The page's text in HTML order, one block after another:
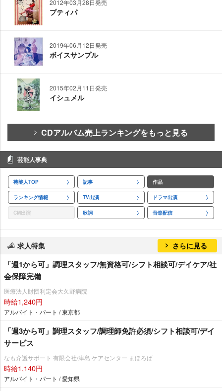
2012年03月28日発売
プティパ
2019年06月12日発売
ボイスサンプル
2015年02月11日発売
イシュメル
CDアルバム売上ランキングをもっと見る
芸能人事典
芸能人TOP 記事 作品
ランキング情報 TV出演 ドラマ出演
CM出演 歌詞 音楽配信
求人特集 さらに見る
「週1から可」調理スタッフ/無資格可/シフト相談可/デイケア/社
会保障完備
医療法人財団利定会大久野病院
時給1,240円
アルバイト・パート / 東京都
「週3から可」調理スタッフ/調理師免許必須/シフト相談可/デイ
サービス
なも介護サポート 有限会社/津島 ケアセンター まほろば
時給1,140円
アルバイト・パート / 愛知県